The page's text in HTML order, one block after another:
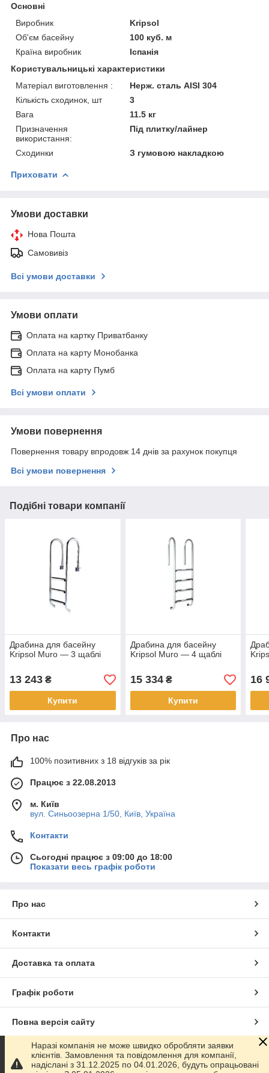
Основні
Виробник
Kripsol
Об'єм басейну
100 куб. м
Країна виробник
Іспанія
Користувальницькі характеристики
Матеріал виготовлення :
Нерж. сталь AISI 304
Кількість сходинок, шт
3
Вага
11.5 кг
Призначення
використання:
Під плитку/лайнер
Сходинки З гумовою накладкою
Приховати
Умови доставки
Нова Пошта
Самовивіз
Всі умови доставки
Умови оплати
Оплата на картку Приватбанку
Оплата на карту Монобанка
Оплата на карту Пумб
Всі умови оплати
Умови повернення
Повернення товару впродовж 14 днів за рахунок покупця
Всі умови повернення
Подібні товари компанії
Драбина для басейну
Kripsol Muro — 3 щаблі
13 243 ₴
Купити
Драбина для басейну
Kripsol Muro — 4 щаблі
15 334₴
Купити
16
Про нас
100% позитивних з 18 відгуків за рік
Працює з 22.08.2013
м. Київ
вул. Синьоозерна 1/50, Київ, Україна
Контакти
Сьогодні працює з 09:00 до 18:00
Показати весь графік роботи
Про нас
Контакти
Доставка та оплата
Графік роботи
Повна версія сайту
Сайт створено на маркетплейсіProm.ua
Наразі компанія не може швидко обробляти заявки
клієнтів. Замовлення та повідомлення для компанії,
надіслані з 31.12.2025 по 04.01.2026, будуть опрацьовані